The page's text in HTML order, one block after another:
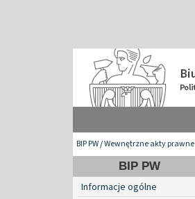
BIP PW/Wewnętrzne akty prawne
BIP PW
Informacje ogólne